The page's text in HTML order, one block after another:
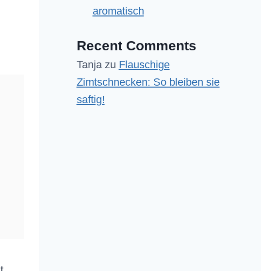
aromatisch
Recent Comments
Tanjazu Flauschige
Zimtschnecken: So bleiben sie
saftig!